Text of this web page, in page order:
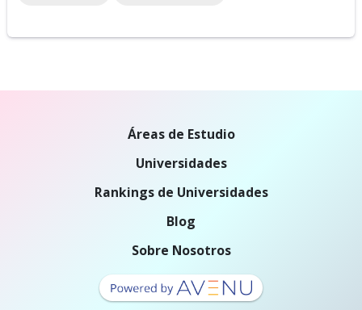
Áreas de Estudio
Universidades
Rankings de Universidades
Blog
Sobre Nosotros